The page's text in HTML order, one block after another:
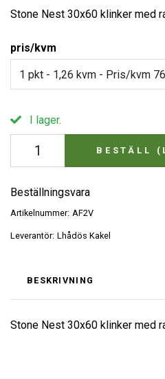
Stone Nest 30x60 klinker med
pris/kvm
1 pkt - 1,26 kvm - Pris/kvm
I lager.
BESTÄLL
Beställningsvara
Artikelnummer: AF2V
Leverantör: Lhådös Kakel
BESKRIVNING
Stone Nest 30x60 klinker med